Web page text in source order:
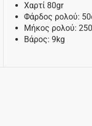
Χαρτί 80gr
Φάρδος ρολού:
Μήκος ρολού:
Βάρος: 9kg